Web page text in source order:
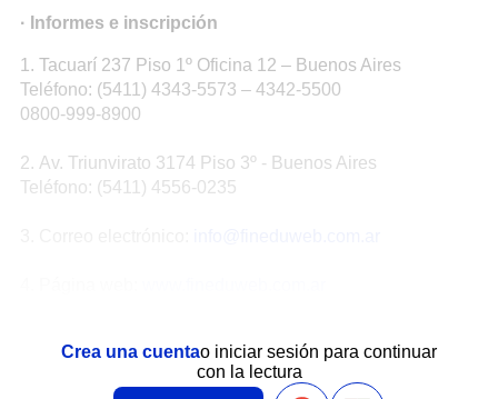
· Informes e inscripción
1. Tacuarí 237 Piso 1º Oficina 12 – Buenos Aires
Teléfono: (5411) 4343-5573 – 4342-5500
0800-999-8900
2. Av. Triunvirato 3174 Piso 3º - Buenos Aires
Teléfono: (5411) 4556-0235
Crea una cuentao iniciar sesión para continuar
con la lectura